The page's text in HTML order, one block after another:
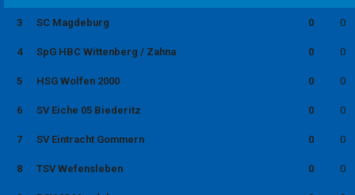
3 SC Magdeburg 0 0
4 SpG HBC Wittenberg / Zahna 0 0
5 HSG Wolfen 2000 0 0
6 SV Eiche 05 Biederitz 0 0
7 SV Eintracht Gommern 0 0
8 TSV Wefensleben 0 0